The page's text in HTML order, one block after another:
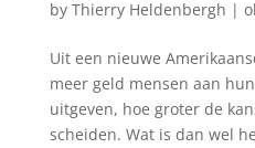
by Thierry Heldenbergh |
Uit een nieuwe
meer geld mensen aan
uitgeven, hoe groter de
scheiden. Wat is dan wel